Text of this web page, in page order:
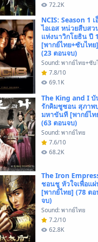
72.2K
NCIS: Season 1
ไอเอส หน่วยสืบสว
แห่งนาวิกโยธิน ปี 1
[พากย์ไทย+ซับไทย]
(23 ตอนจบ)
Sound: พากย์ไทย+ซับ
7.8/10
69.1K
The King and I บั
รักคิมชูซอน สุภาพ
มหาขันที [พากย์ไท
(63 ตอนจบ)
Sound: พากย์ไทย
7.6/10
68.2K
The Iron
ชอนชู หัวใจเพื่อแ
[พากย์ไทย] (78 ต
จบ)
Sound: พากย์ไทย
7.2/10
62.8K